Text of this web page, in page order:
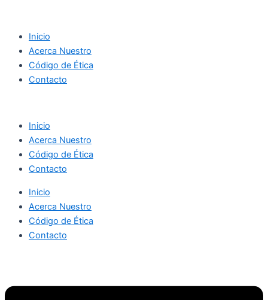
Inicio
Acerca Nuestro
Código de Ética
Contacto
Inicio
Acerca Nuestro
Código de Ética
Contacto
Inicio
Acerca Nuestro
Código de Ética
Contacto